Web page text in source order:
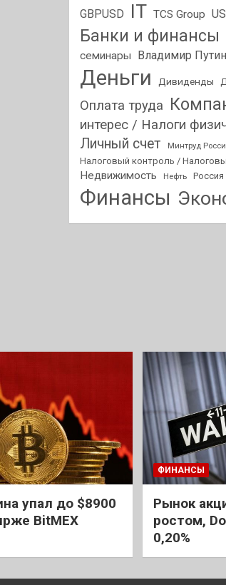
GBPUSD IT TCS Group
Банки и финансы
семинары
Владимир Путин
Деньги Дивиденды
Оплата труда
интерес / Налоги
Личный счет Минтруд
Налоговый контроль /
Недвижимость Нефть Россия
Финансы
упал до $8900
BitMEX
ФИНАНСЫ
Рынок
ростом,
0,20%